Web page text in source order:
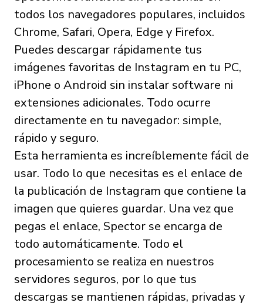
todos los navegadores populares, incluidos
Chrome, Safari, Opera, Edge y Firefox.
Puedes descargar rápidamente tus
imágenes favoritas de Instagram en tu PC,
iPhone o Android sin instalar software ni
extensiones adicionales. Todo ocurre
directamente en tu navegador: simple,
rápido y seguro.
Esta herramienta es increíblemente fácil de
usar. Todo lo que necesitas es el enlace de
la publicación de Instagram que contiene la
imagen que quieres guardar. Una vez que
pegas el enlace, Spector se encarga de
todo automáticamente. Todo el
procesamiento se realiza en nuestros
servidores seguros, por lo que tus
descargas se mantienen rápidas, privadas y